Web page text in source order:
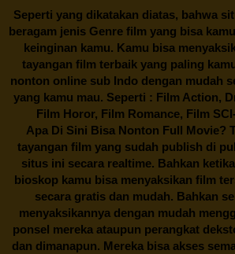
Seperti yang dikatakan diatas, bahwa
beragam jenis Genre film yang bisa
keinginan kamu. Kamu bisa
tayangan film terbaik yang paling
nonton online sub Indo dengan mudah
yang kamu mau. Seperti : Film Action,
Film Horor, Film Romance, Film
Apa Di Sini Bisa Nonton Full Movie?
tayangan film yang sudah publish di
situs ini secara realtime. Bahkan
bioskop kamu bisa menyaksikan film
secara gratis dan mudah. Bahkan
menyaksikannya dengan mudah
ponsel mereka ataupun perangkat
dan dimanapun. Mereka bisa akses